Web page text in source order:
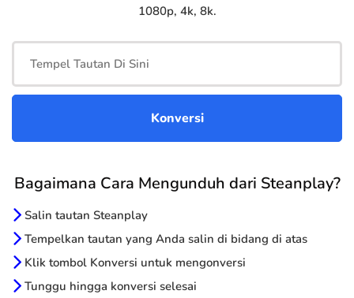
1080p, 4k, 8k.
Bagaimana Cara Mengunduh dari Steanplay?
Salin tautan Steanplay
Tempelkan tautan yang Anda salin di bidang di atas
Klik tombol Konversi untuk mengonversi
Tunggu hingga konversi selesai